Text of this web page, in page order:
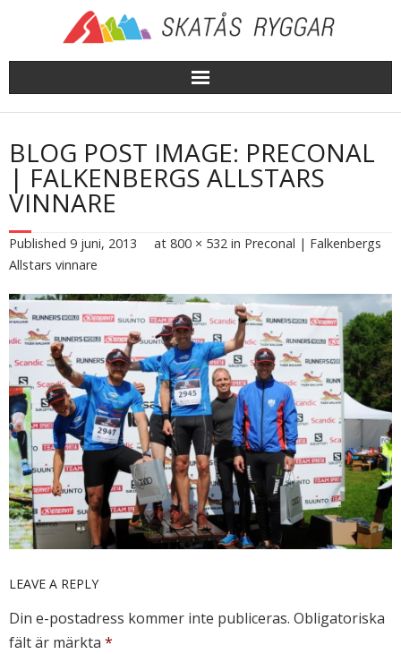
content
BLOG POST IMAGE: PRECONAL
| FALKENBERGS ALLSTARS
VINNARE
Published 9 juni, 2013 at 800 × 532 in Preconal | Falkenbergs
Allstars vinnare
LEAVE A REPLY
Din e-postadress kommer inte publiceras. Obligatoriska
fält är märkta *